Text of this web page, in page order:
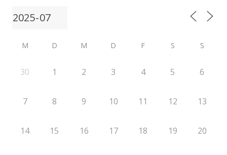
M D M D F S S
30 1 2 3 4 5 6
7 8 9 10 11 12 13
14 15 16 17 18 19 20